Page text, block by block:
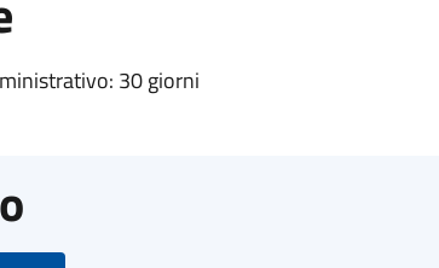
30 giorni